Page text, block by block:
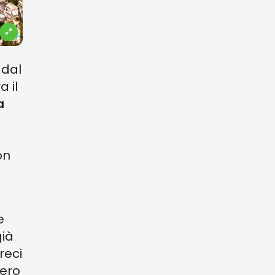
il